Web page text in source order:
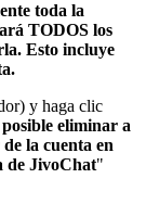
toda la
TODOS los
Esto incluye
y haga clic
eliminar a
la cuenta en
de JivoChat"